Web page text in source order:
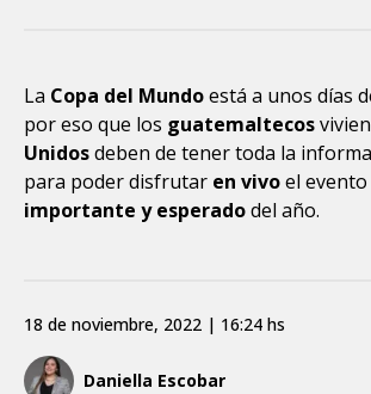
La Copa del Mundoestá a unos días
por eso que los guatemaltecos
Unidosdeben de tener toda la
para poder disfrutar en vivoel evento
importante y esperadodel año.
Daniella Escobar
18 de noviembre, 2022 | 16:24 hs